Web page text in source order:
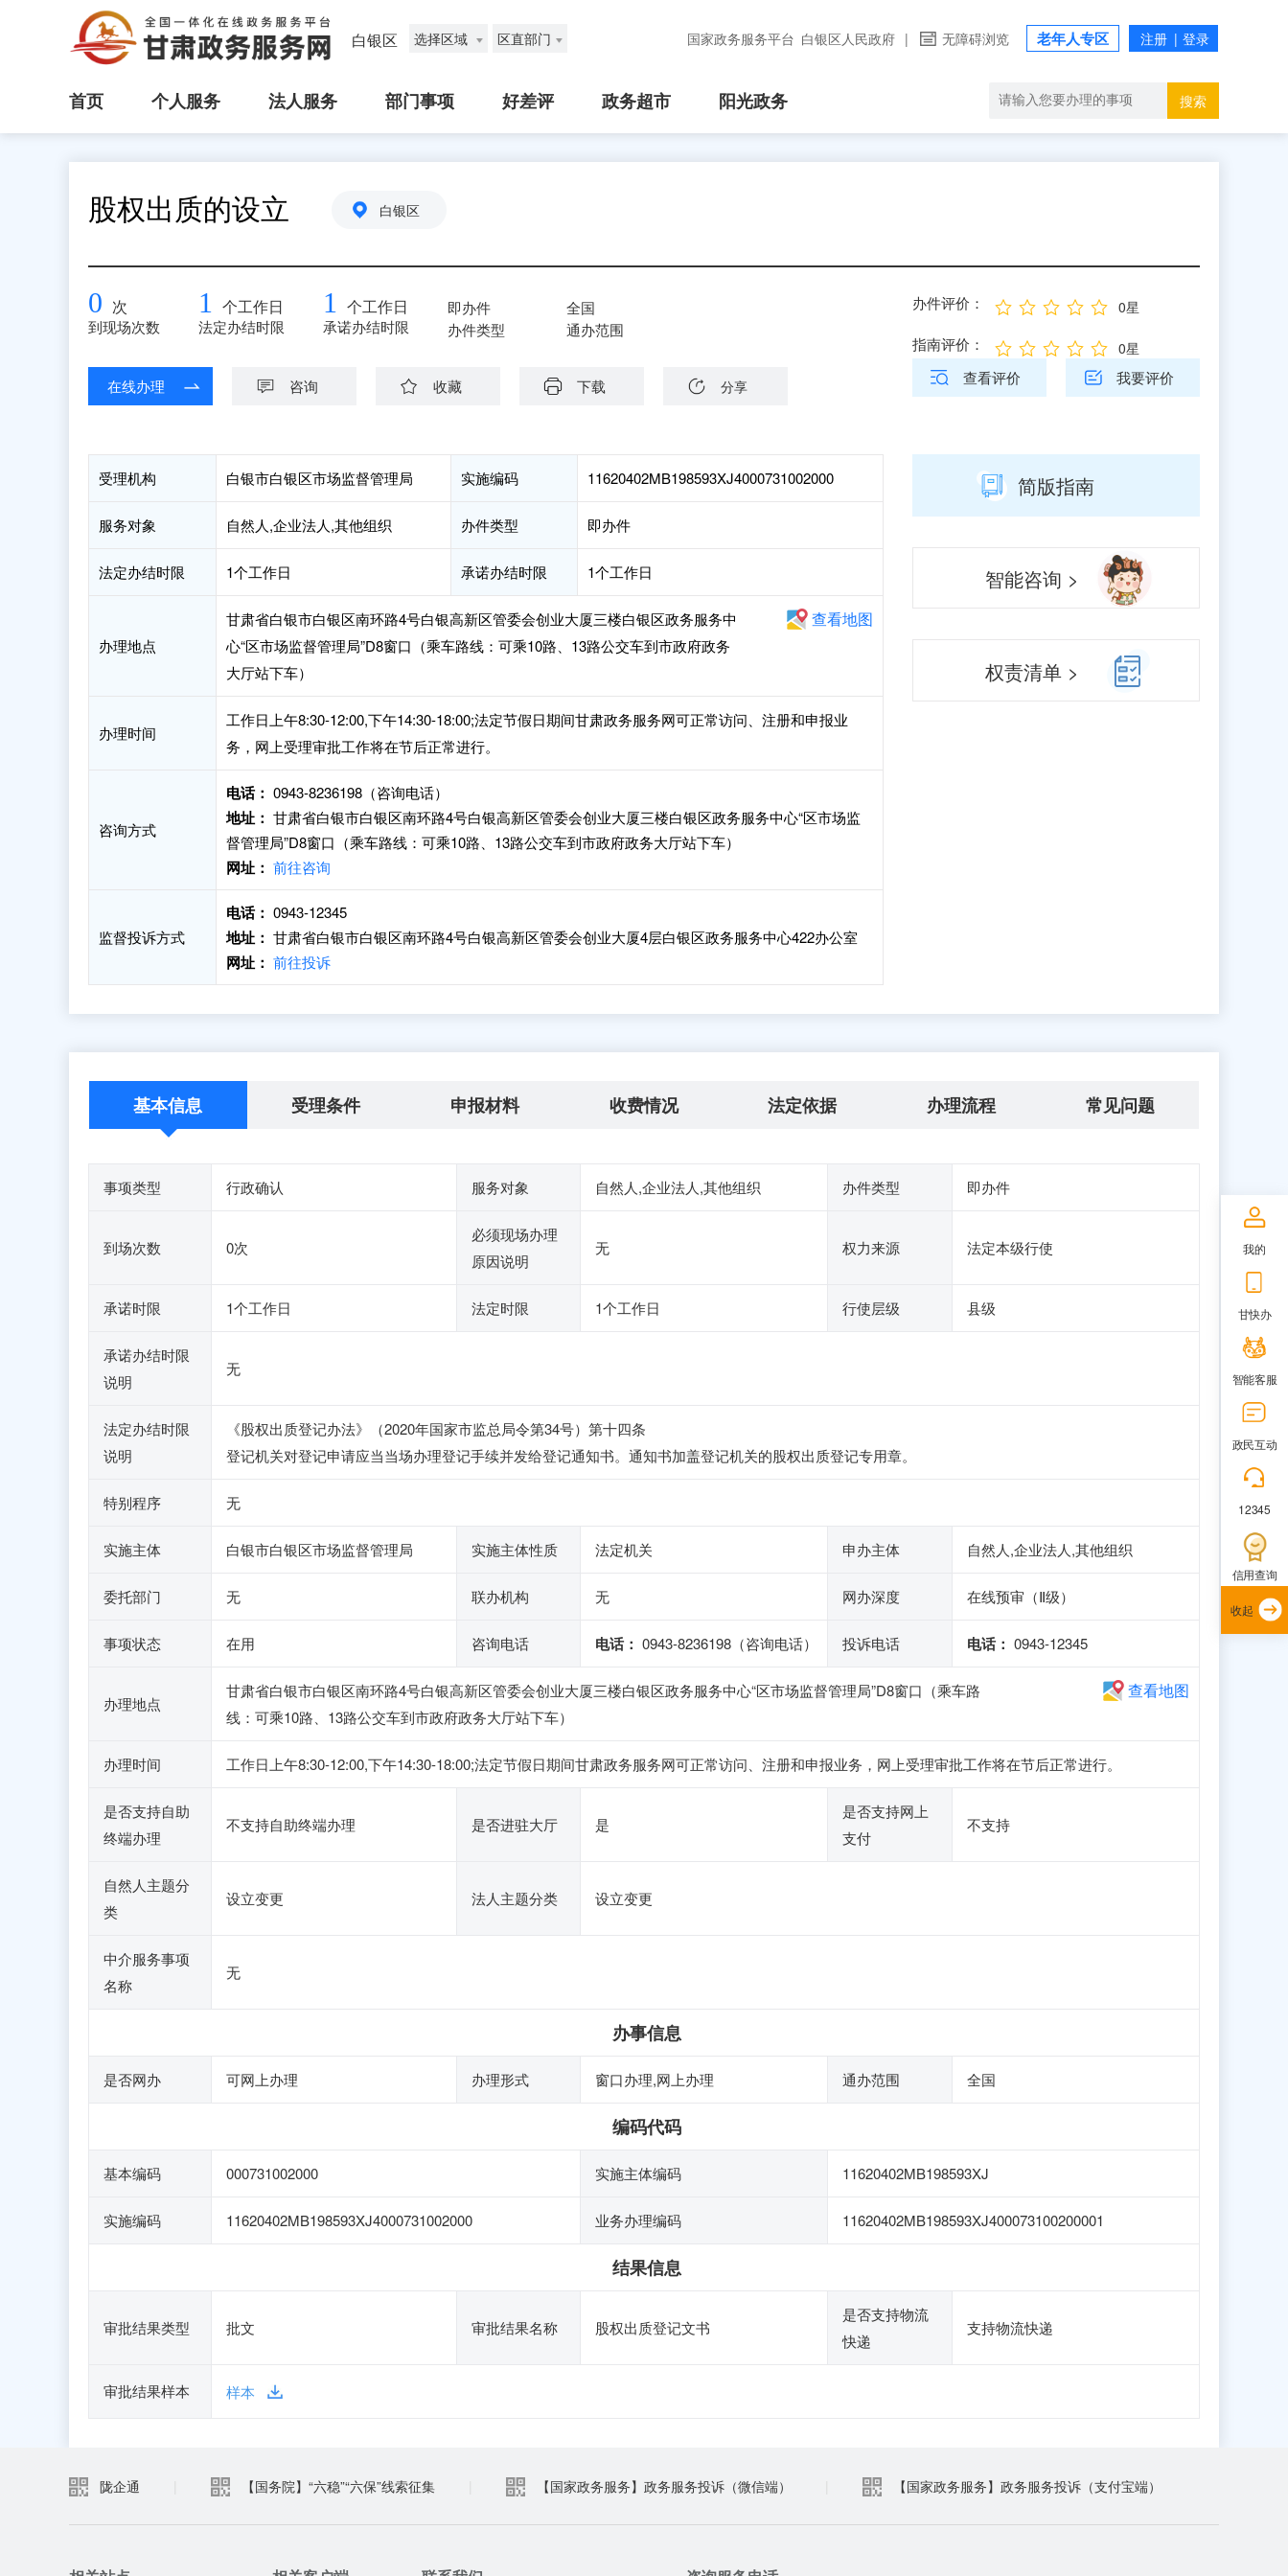
白银区 选择区域 区直部门 国家政务服务平台 白银区人民政府 | 无障碍浏览 老年人专区
首页 个人服务 法人服务 部门事项 好差评 政务超市 阳光政务 搜索
股权出质的设立 白银区
0 次
到现场次数
1 个工作日
法定办结时限
1 个工作日
承诺办结时限
即办件
办件类型
全国
通办范围
在线办理 咨询 收藏 下载 分享
办件评价： 0星
指南评价： 0星
查看评价 我要评价
受理机构 白银市白银区市场监督管理局 实施编码 11620402MB198593XJ4000731002000
服务对象 自然人,企业法人,其他组织 办件类型 即办件
法定办结时限 1个工作日 承诺办结时限 1个工作日
办理地点
甘肃省白银市白银区南环路4号白银高新区管委会创业大厦三楼白银区政务服务中
心“区市场监督管理局”D8窗口（乘车路线：可乘10路、13路公交车到市政府政务
大厅站下车）
查看地图
办理时间
工作日上午8:30-12:00,下午14:30-18:00;法定节假日期间甘肃政务服务网可正常访问、注册和申报业
务，网上受理审批工作将在节后正常进行。
咨询方式
电话： 0943-8236198（咨询电话）
地址： 甘肃省白银市白银区南环路4号白银高新区管委会创业大厦三楼白银区政务服务中心“区市场监
督管理局”D8窗口（乘车路线：可乘10路、13路公交车到市政府政务大厅站下车）
网址： 前往咨询
监督投诉方式
电话： 0943-12345
地址： 甘肃省白银市白银区南环路4号白银高新区管委会创业大厦4层白银区政务服务中心422办公室
网址： 前往投诉
简版指南
智能咨询 >
权责清单 >
基本信息 受理条件 申报材料 收费情况 法定依据 办理流程 常见问题
事项类型 行政确认 服务对象 自然人,企业法人,其他组织 办件类型 即办件
到场次数 0次
必须现场办理
原因说明
无 权力来源 法定本级行使
承诺时限 1个工作日 法定时限 1个工作日 行使层级 县级
承诺办结时限
说明
无
法定办结时限
说明
《股权出质登记办法》（2020年国家市监总局令第34号）第十四条
登记机关对登记申请应当当场办理登记手续并发给登记通知书。通知书加盖登记机关的股权出质登记专用章。
特别程序 无
实施主体 白银市白银区市场监督管理局 实施主体性质 法定机关 申办主体 自然人,企业法人,其他组织
委托部门 无 联办机构 无 网办深度 在线预审（Ⅱ级）
事项状态 在用 咨询电话 电话： 0943-8236198（咨询电话） 投诉电话 电话： 0943-12345
办理地点
甘肃省白银市白银区南环路4号白银高新区管委会创业大厦三楼白银区政务服务中心“区市场监督管理局”D8窗口（乘车路
线：可乘10路、13路公交车到市政府政务大厅站下车）
查看地图
办理时间 工作日上午8:30-12:00,下午14:30-18:00;法定节假日期间甘肃政务服务网可正常访问、注册和申报业务，网上受理审批工作将在节后正常进行。
是否支持自助
终端办理
不支持自助终端办理 是否进驻大厅 是
是否支持网上
支付
不支持
自然人主题分
类
设立变更 法人主题分类 设立变更
中介服务事项
名称
无
办事信息
是否网办 可网上办理 办理形式 窗口办理,网上办理 通办范围 全国
编码代码
基本编码 000731002000 实施主体编码 11620402MB198593XJ
实施编码 11620402MB198593XJ4000731002000 业务办理编码 11620402MB198593XJ400073100200001
结果信息
审批结果类型 批文 审批结果名称 股权出质登记文书
是否支持物流
快递
支持物流快递
审批结果样本 样本
陇企通 【国务院】“六稳”“六保”线索征集 【国家政务服务】政务服务投诉（微信端） 【国家政务服务】政务服务投诉（支付宝端）
我的
甘快办
智能客服
政民互动
12345
信用查询
收起